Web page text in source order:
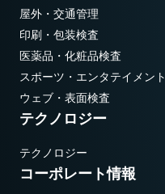
屋外・交通管理
印刷・包装検査
医薬品・化粧品検査
スポーツ・エンタテイメント
ウェブ・表面検査
テクノロジー
テクノロジー
コーポレート情報